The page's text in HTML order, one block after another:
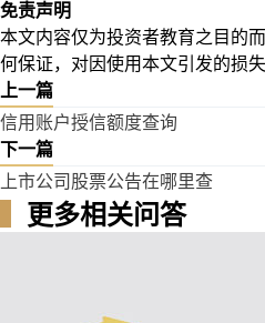
免责声明
本文内容仅为投资者教育之目的
何保证，对因使用本文引发的损
上一篇
信用账户授信额度查询
下一篇
上市公司股票公告在哪里查
更多相关问答